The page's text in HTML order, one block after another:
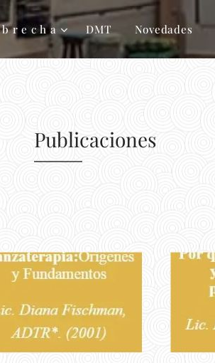
b r e c h a DMT Novedades
Publicaciones